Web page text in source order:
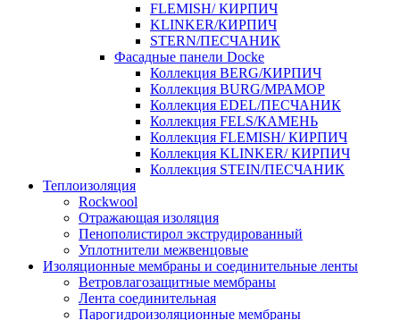
FLEMISH/ КИРПИЧ
KLINKER/КИРПИЧ
STERN/ПЕСЧАНИК
Фасадные панели Docke
Коллекция BERG/КИРПИЧ
Коллекция BURG/МРАМОР
Коллекция EDEL/ПЕСЧАНИК
Коллекция FELS/КАМЕНЬ
Коллекция FLEMISH/ КИРПИЧ
Коллекция KLINKER/ КИРПИЧ
Коллекция STEIN/ПЕСЧАНИК
Теплоизоляция
Rockwool
Отражающая изоляция
Пенополистирол экструдированный
Уплотнители межвенцовые
Изоляционные мембраны и соединительные ленты
Ветровлагозащитные мембраны
Лента соединительная
Парогидроизоляционные мембраны